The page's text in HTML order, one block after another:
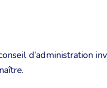
d’administration